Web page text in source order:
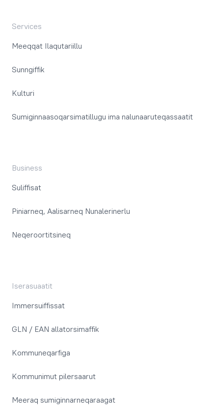
Services
Meeqqat Ilaqutariillu
Sunngiffik
Kulturi
Sumiginnaasoqarsimatillugu ima nalunaaruteqassaatit
Business
Suliffisat
Piniarneq, Aalisarneq Nunalerinerlu
Neqeroortitsineq
Iserasuaatit
Immersuiffissat
GLN / EAN allatorsimaffik
Kommuneqarfiga
Kommunimut pilersaarut
Meeraq sumiginnarneqaraagat